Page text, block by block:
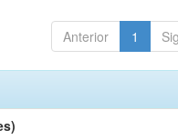
Anterior 1